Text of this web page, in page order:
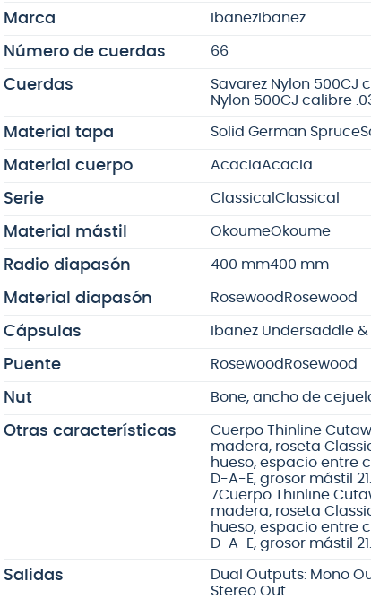
Marca IbanezIbanez
Número de cuerdas 66
Cuerdas Savarez Nylon 500CJ
Nylon 500CJ calibre
Material tapa Solid German Spruce
Material cuerpo AcaciaAcacia
Serie Classical Classical
Material mástil OkoumeOkoume
Radio diapasón 400 mm400 mm
Material diapasón Rosewood Rosewood
Cápsulas Ibanez Undersaddle
Puente Rosewood Rosewood
Nut Bone, ancho de
Otras características
Cuerpo Thinline
madera, roseta
hueso, espacio entre
D-A-E, grosor mástil
7Cuerpo Thinline
madera, roseta
hueso, espacio entre
D-A-E, grosor mástil
Salidas Dual Outputs: Mono
Stereo Out